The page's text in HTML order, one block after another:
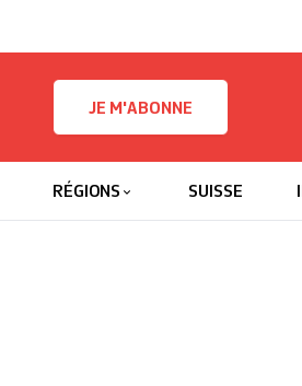
JE M'ABONNE
RÉGIONS SUISSE